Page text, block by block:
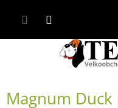
Magnum